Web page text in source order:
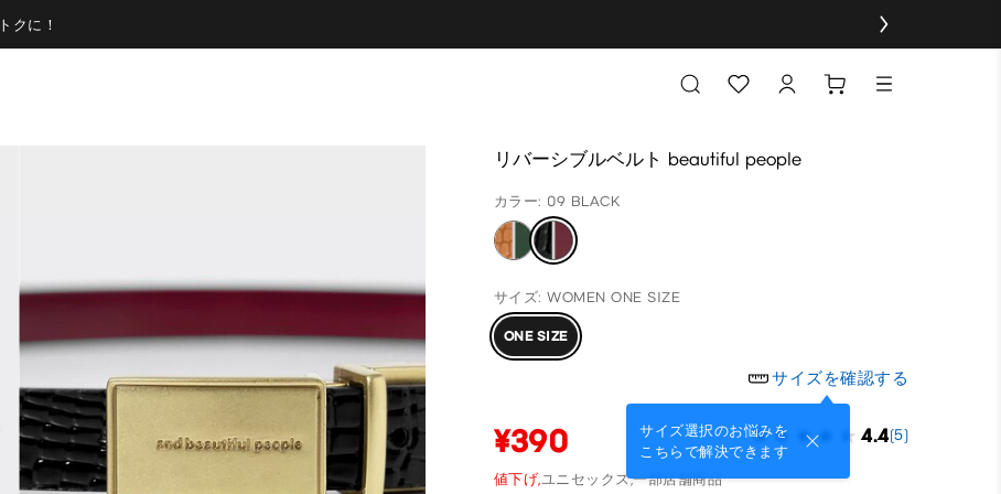
クに！
リバーシブルベルト beautiful people
カラー: 09 BLACK
サイズ: WOMEN ONE SIZE
ONE SIZE
サイズを確認する
サイズ選択のお悩みを
こちらで解決できます
¥390 4.4(5)
値下げ,ユニセックス,一部店舗商品